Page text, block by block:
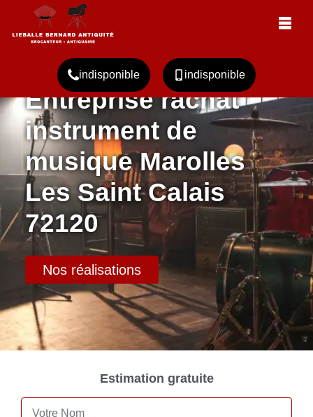
indisponible indisponible
Entreprise rachat
instrument de
musique Marolles
Les Saint Calais
72120
Nos réalisations
Estimation gratuite